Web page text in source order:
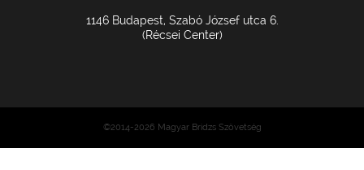
1146 Budapest, Szabó József utca 6.
(Récsei Center)
©2014-2026 Magyar Bridzs Szövetség